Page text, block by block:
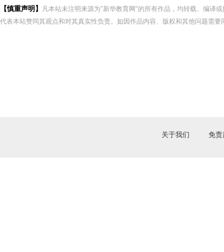
【慎重声明】
凡本站未注明来源为"新华教育网"的所有作品，均转载、编译
代表本站赞同其观点和对其真实性负责。如因作品内容、版权和其他问题需
关于我们 免责